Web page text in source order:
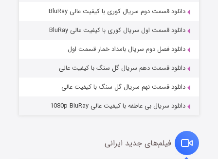
مردگان متحرک: شهر مرده ۳
قسمت۲ (زیرنویس) منتشر شد
دانلود قسمت دوم سریال کوری با کیفیت عالی BluRay
دانلود قسمت اول سریال کوری با کیفیت عالی BluRay
دانلود فصل دوم سریال بامداد خمار قسمت اول
دانلود قسمت دهم سریال گل سنگ با کیفیت عالی
دانلود قسمت نهم سریال گل سنگ با کیفیت عالی
دانلود سریال بی عاطفه با کیفیت عالی 1080p BluRay
فیلم‌های جدید ایرانی